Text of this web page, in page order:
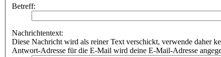
Betreff:
Nachrichtentext:
Diese Nachricht wird als reiner Text verschickt, verwende daher
Antwort-Adresse für die E-Mail wird deine E-Mail-Adresse